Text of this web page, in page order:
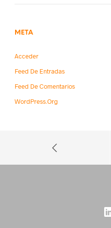
META
Acceder
Feed De Entradas
Feed De Comentarios
WordPress.org